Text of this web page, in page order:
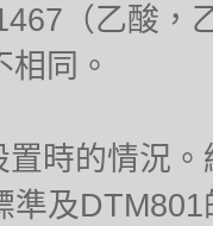
（乙酸，
同。
時的情況
準及